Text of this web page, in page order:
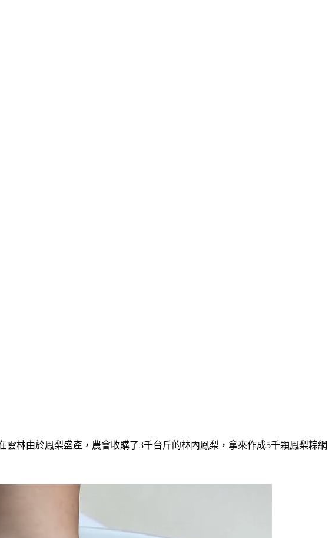
林由於鳳梨盛產，農會收購了3千台斤的林內鳳梨，拿來作成5千顆鳳梨粽網